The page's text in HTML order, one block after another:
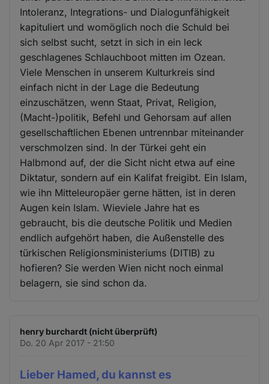
Intoleranz, Integrations- und Dialogunfähigkeit
kapituliert und womöglich noch die Schuld bei
sich selbst sucht, setzt in sich in ein leck
geschlagenes Schlauchboot mitten im Ozean.
Viele Menschen in unserem Kulturkreis sind
einfach nicht in der Lage die Bedeutung
einzuschätzen, wenn Staat, Privat, Religion,
(Macht-)politik, Befehl und Gehorsam auf allen
gesellschaftlichen Ebenen untrennbar miteinander
verschmolzen sind. In der Türkei geht ein
Halbmond auf, der die Sicht nicht etwa auf eine
Diktatur, sondern auf ein Kalifat freigibt. Ein Islam,
wie ihn Mitteleuropäer gerne hätten, ist in deren
Augen kein Islam. Wieviele Jahre hat es
gebraucht, bis die deutsche Politik und Medien
endlich aufgehört haben, die Außenstelle des
türkischen Religionsministeriums (DITIB) zu
hofieren? Sie werden Wien nicht noch einmal
belagern, sie sind schon da.
henry burchardt (nicht überprüft)
Do. 20 Apr 2017 - 21:50
Lieber Hamed, du kannst es